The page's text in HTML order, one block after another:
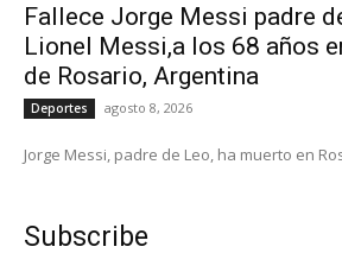
Fallece Jorge Messi padre
Lionel Messi,a los 68 años
de Rosario, Argentina
Deportes agosto 8, 2026
Jorge Messi, padre de Leo, ha muerto en
Subscribe